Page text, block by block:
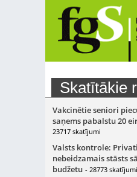
Skatītākie
Vakcinētie seniori
saņems pabalstu 20
23717 skatījumi
Valsts kontrole:
nebeidzamais stāsts
budžetu - 28773 skatījumi